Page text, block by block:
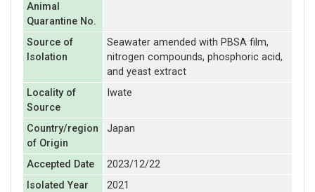
Animal
Quarantine No.
Source of
Isolation
Seawater amended with PBSA film,
nitrogen compounds, phosphoric acid,
and yeast extract
Locality of
Source
Iwate
Country/region
of Origin
Japan
Accepted Date
2023/12/22
Isolated Year
2021